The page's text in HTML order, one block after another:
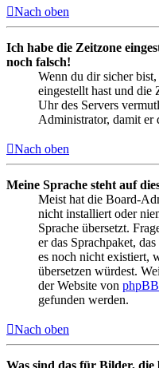
Nach oben
Ich habe die Zeitzone
noch falsch!
Wenn du dir sicher
eingestellt hast und die
Uhr des Servers
Administrator, damit er
Nach oben
Meine Sprache steht auf
Meist hat die Board-
nicht installiert oder
Sprache übersetzt.
er das Sprachpaket,
es noch nicht existiert,
übersetzen würdest.
der Website von
gefunden werden.
Nach oben